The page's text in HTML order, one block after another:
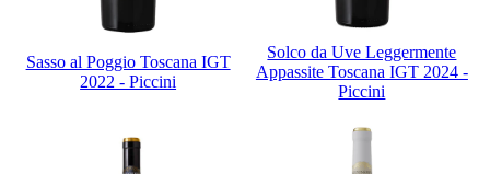
Sasso al Poggio Toscana IGT
2022 - Piccini
Solco da Uve Leggermente
Appassite Toscana IGT 2024 -
Piccini